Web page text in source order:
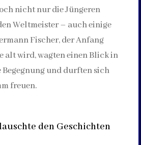
nicht nur die Jüngeren
Weltmeister – auch einige
Fischer, der Anfang
alt wird, wagten einen Blick in
Begegnung und durften sich
freuen.
den Geschichten